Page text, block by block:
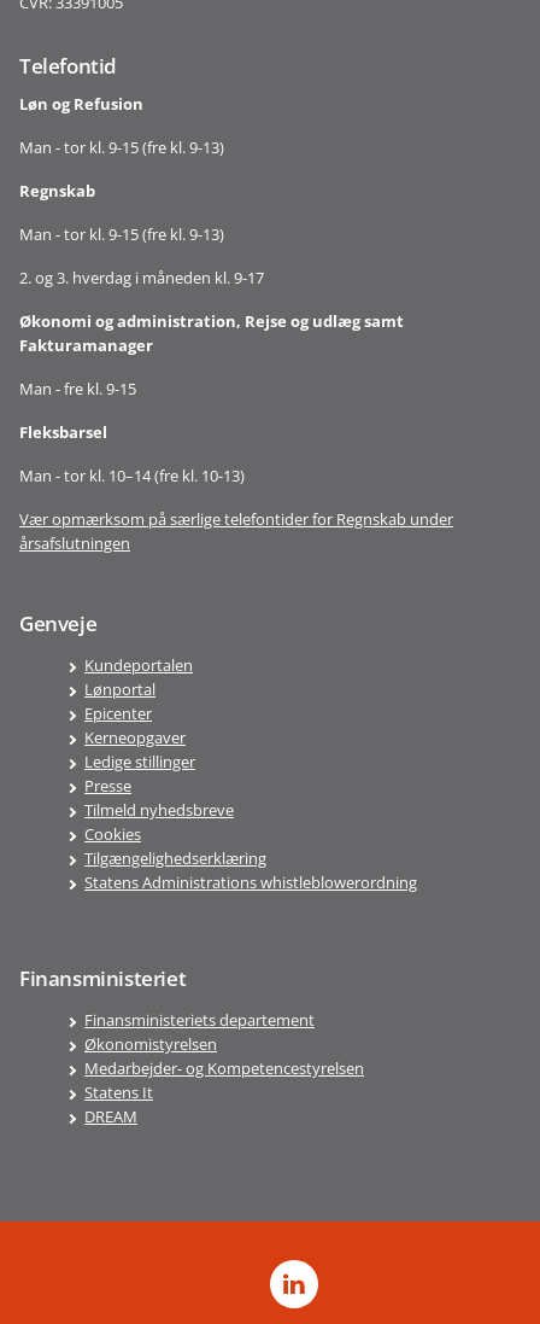
Telefontid
Løn og Refusion
Man - tor kl. 9-15 (fre kl. 9-13)
Regnskab
Man - tor kl. 9-15 (fre kl. 9-13)
2. og 3. hverdag i måneden kl. 9-17
Økonomi og administration, Rejse og udlæg samt
Fakturamanager
Man - fre kl. 9-15
Fleksbarsel
Man - tor kl. 10–14 (fre kl. 10-13)
Vær opmærksom på særlige telefontider for Regnskab under
årsafslutningen
Genveje
Kundeportalen
Lønportal
Epicenter
Kerneopgaver
Ledige stillinger
Presse
Tilmeld nyhedsbreve
Cookies
Tilgængelighedserklæring
Statens Administrations whistleblowerordning
Finansministeriet
Finansministeriets departement
Økonomistyrelsen
Medarbejder- og Kompetencestyrelsen
Statens It
DREAM
LinkedIn